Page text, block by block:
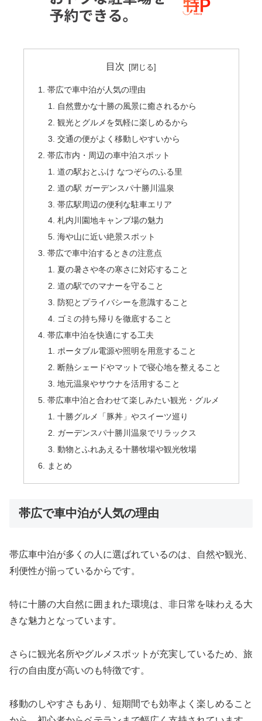
目次
帯広で車中泊が人気の理由
自然豊かな十勝の風景に癒されるから
観光とグルメを気軽に楽しめるから
交通の便がよく移動しやすいから
帯広市内・周辺の車中泊スポット
道の駅おとふけ なつぞらのふる里
道の駅 ガーデンスパ十勝川温泉
帯広駅周辺の便利な駐車エリア
札内川園地キャンプ場の魅力
海や山に近い絶景スポット
帯広で車中泊するときの注意点
夏の暑さや冬の寒さに対応すること
道の駅でのマナーを守ること
防犯とプライバシーを意識すること
ゴミの持ち帰りを徹底すること
帯広車中泊を快適にする工夫
ポータブル電源や照明を用意すること
断熱シェードやマットで寝心地を整えること
地元温泉やサウナを活用すること
帯広車中泊と合わせて楽しみたい観光・グルメ
十勝グルメ「豚丼」やスイーツ巡り
ガーデンスパ十勝川温泉でリラックス
動物とふれあえる十勝牧場や観光牧場
まとめ
帯広で車中泊が人気の理由
帯広車中泊が多くの人に選ばれているのは、自然や観光、
利便性が揃っているからです。
特に十勝の大自然に囲まれた環境は、非日常を味わえる大
きな魅力となっています。
さらに観光名所やグルメスポットが充実しているため、旅
行の自由度が高いのも特徴です。
移動のしやすさもあり、短期間でも効率よく楽しめること